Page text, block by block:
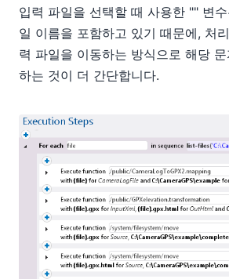
입력 파일을 선택할 때 사용한 "" 변
일 이름을 포함하고 있기 때문에, 처
력 파일을 이동하는 방식으로 해당
하는 것이 더 간단합니다.